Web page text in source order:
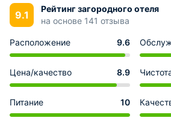
9.1
Рейтинг загородного отеля
на основе 141 отзыва
Расположение 9.6
Цена/качество 8.9
Питание 10